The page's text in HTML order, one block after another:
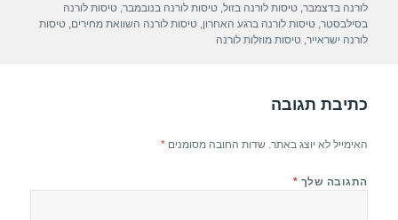
לורנה בדצמבר,טיסות לורנה בזול,טיסות לורנה בנובמבר,טיסות לורנה
בסילבסטר,טיסות לורנה ברגע האחרון,טיסות לורנה השוואת מחירים,טיסות
לורנה ישראייר,טיסות מוזלות לורנה
כתיבת תגובה
האימייל לא יוצג באתר. שדות החובה מסומנים*
התגובה שלך *